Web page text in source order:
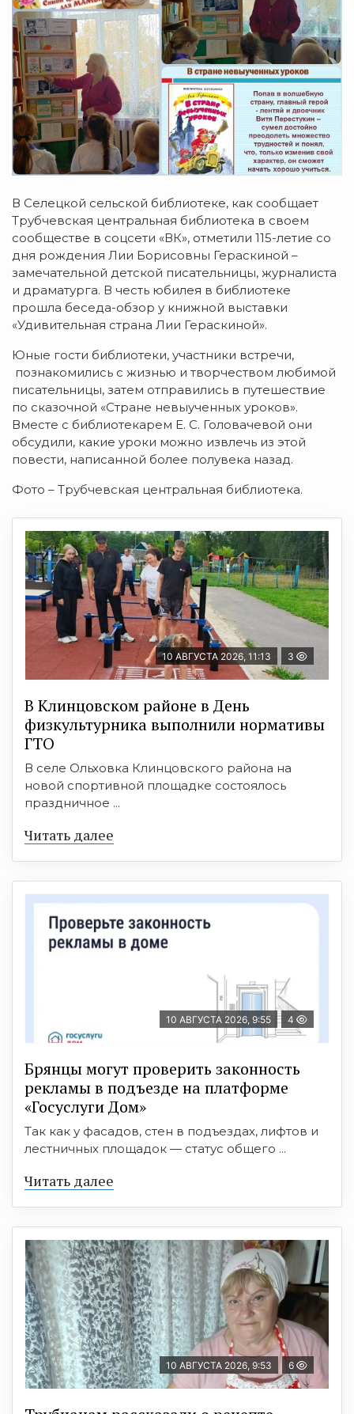
В Селецкой сельской библиотеке, как сообщает
Трубчевская центральная библиотека в своем
сообществе в соцсети «ВК», отметили 115-летие со
дня рождения Лии Борисовны Гераскиной –
замечательной детской писательницы, журналиста
и драматурга. В честь юбилея в библиотеке
прошла беседа-обзор у книжной выставки
«Удивительная страна Лии Гераскиной».
Юные гости библиотеки, участники встречи,
познакомились с жизнью и творчеством любимой
писательницы, затем отправились в путешествие
по сказочной «Стране невыученных уроков».
Вместе с библиотекарем Е. С. Головачевой они
обсудили, какие уроки можно извлечь из этой
повести, написанной более полувека назад.
Фото – Трубчевская центральная библиотека.
10 АВГУСТА 2026, 11:13 3
В Клинцовском районе в День
физкультурника выполнили нормативы
ГТО
В селе Ольховка Клинцовского района на
новой спортивной площадке состоялось
праздничное ...
Читать далее
10 АВГУСТА 2026, 9:55 4
Брянцы могут проверить законность
рекламы в подъезде на платформе
«Госуслуги Дом»
Так как у фасадов, стен в подъездах, лифтов и
лестничных площадок — статус общего ...
Читать далее
10 АВГУСТА 2026, 9:53 6